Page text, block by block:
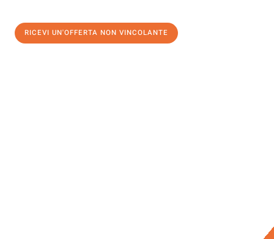
RICEVI UN'OFFERTA NON VINCOLANTE